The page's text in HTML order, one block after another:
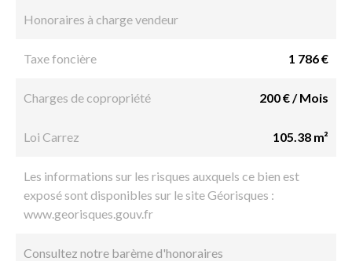
Honoraires à charge vendeur
Taxe foncière 1 786 €
Charges de copropriété 200 € / Mois
Loi Carrez 105.38 m²
Les informations sur les risques auxquels ce bien est
exposé sont disponibles sur le site Géorisques :
www.georisques.gouv.fr
Consultez notre barème d'honoraires